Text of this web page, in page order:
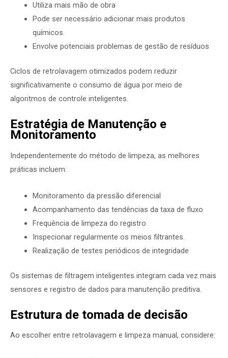
Utiliza mais mão de obra
Pode ser necessário adicionar mais produtos
químicos.
Envolve potenciais problemas de gestão de resíduos
Ciclos de retrolavagem otimizados podem reduzir
significativamente o consumo de água por meio de
algoritmos de controle inteligentes.
Estratégia de Manutenção e
Monitoramento
Independentemente do método de limpeza, as melhores
práticas incluem:
Monitoramento da pressão diferencial
Acompanhamento das tendências da taxa de fluxo
Frequência de limpeza do registro
Inspecionar regularmente os meios filtrantes.
Realização de testes periódicos de integridade
Os sistemas de filtragem inteligentes integram cada vez mais
sensores e registro de dados para manutenção preditiva.
Estrutura de tomada de decisão
Ao escolher entre retrolavagem e limpeza manual, considere: